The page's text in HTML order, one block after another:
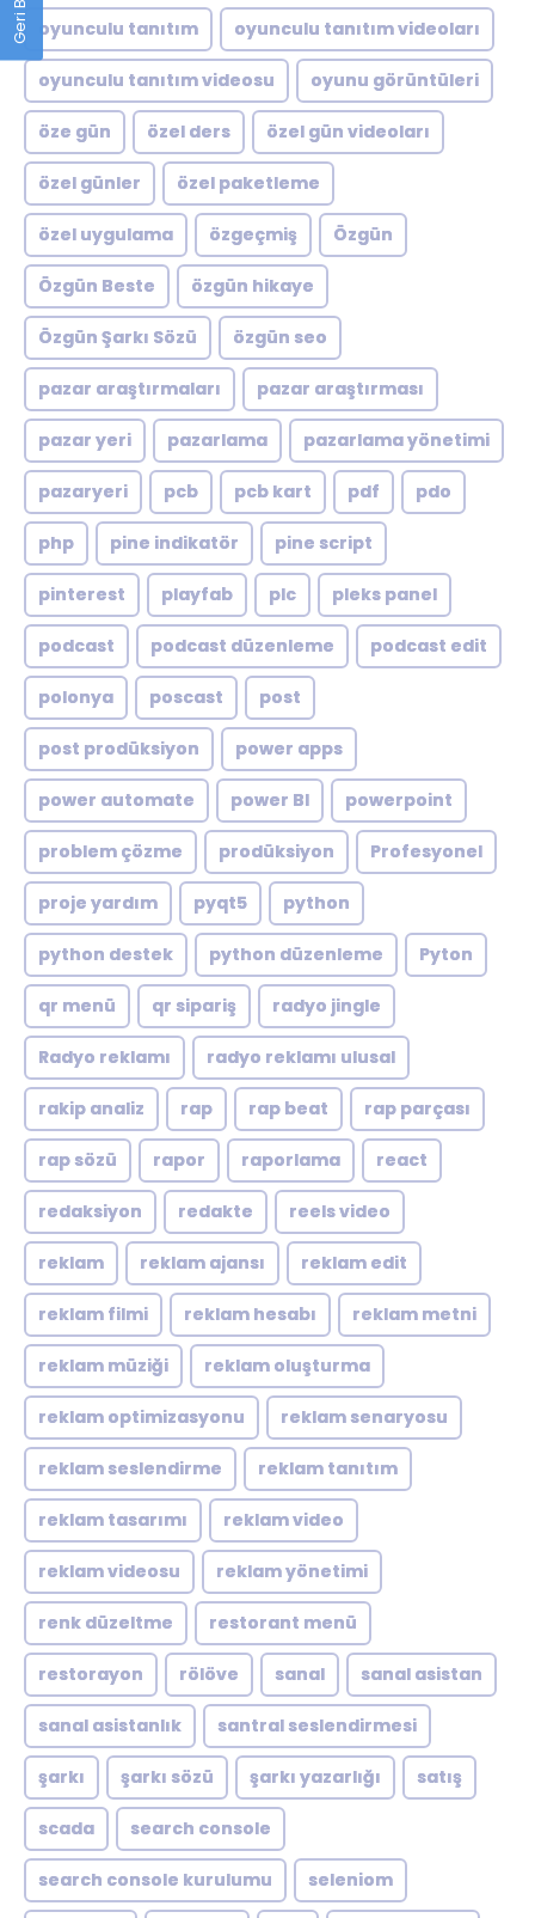
oyunculu tanıtım oyunculu tanıtım videoları
oyunculu tanıtım videosu oyunu görüntüleri
öze gün özel ders özel gün videoları
özel günler özel paketleme
özel uygulama özgeçmiş Özgün
Özgün Beste özgün hikaye
Özgün Şarkı Sözü özgün seo
pazar araştırmaları pazar araştırması
pazar yeri pazarlama pazarlama yönetimi
pazaryeri pcb pcb kart pdf pdo
php pine indikatör pine script
pinterest playfab plc pleks panel
podcast podcast düzenleme podcast edit
polonya poscast post
post prodüksiyon power apps
power automate power BI powerpoint
problem çözme prodüksiyon Profesyonel
proje yardım pyqt5 python
python destek python düzenleme Pyton
qr menü qr sipariş radyo jingle
Radyo reklamı radyo reklamı ulusal
rakip analiz rap rap beat rap parçası
rap sözü rapor raporlama react
redaksiyon redakte reels video
reklam reklam ajansı reklam edit
reklam filmi reklam hesabı reklam metni
reklam müziği reklam oluşturma
reklam optimizasyonu reklam senaryosu
reklam seslendirme reklam tanıtım
reklam tasarımı reklam video
reklam videosu reklam yönetimi
renk düzeltme restorant menü
restorayon rölöve sanal sanal asistan
sanal asistanlık santral seslendirmesi
şarkı şarkı sözü şarkı yazarlığı satış
scada search console
search console kurulumu seleniom